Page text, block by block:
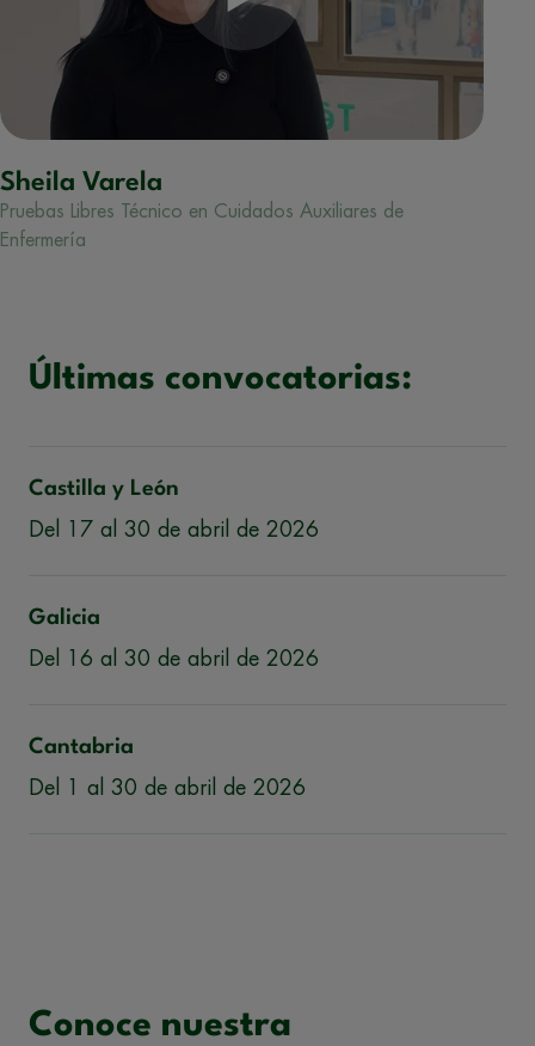
Sheila Varela
Pruebas Libres Técnico en Cuidados Auxiliares de
Enfermería
Últimas convocatorias:
Castilla y León
Del 17 al 30 de abril de 2026
Galicia
Del 16 al 30 de abril de 2026
Cantabria
Del 1 al 30 de abril de 2026
Conoce nuestra